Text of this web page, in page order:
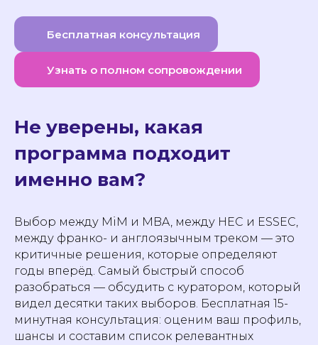
Бесплатная консультация
Узнать о полном сопровождении
Не уверены, какая
программа подходит
именно вам?
Выбор между MiM и MBA, между HEC и ESSEC,
между франко- и англоязычным треком — это
критичные решения, которые определяют
годы вперёд. Самый быстрый способ
разобраться — обсудить с куратором, который
видел десятки таких выборов. Бесплатная 15-
минутная консультация: оценим ваш профиль,
шансы и составим список релевантных